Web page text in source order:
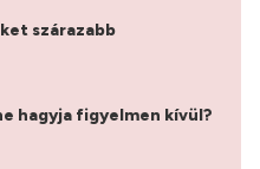
szárazabb
hagyja figyelmen kívül?